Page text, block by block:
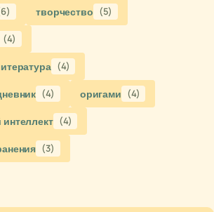
творчество (5)
(4)
(4)
(4) оригами (4)
(4)
(3)